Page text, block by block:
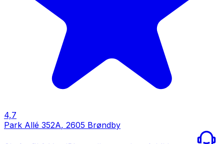
4,7
Park Allé 352A, 2605 Brøndby